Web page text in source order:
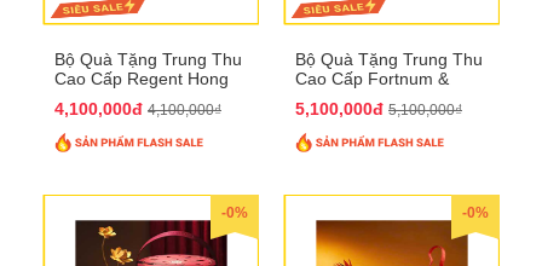
Bộ Quà Tặng Trung Thu
Cao Cấp Regent Hong
4,100,000đ 4,100,000₫
Bộ Quà Tặng Trung Thu
Cao Cấp Fortnum &
5,100,000đ 5,100,000₫
-0% -0%